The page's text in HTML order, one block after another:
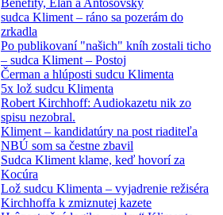
sudca Kliment – ráno sa pozerám do
zrkadla
Po publikovaní "našich" kníh zostali ticho
– sudca Kliment – Postoj
Čerman a hlúposti sudcu Klimenta
5x lož sudcu Klimenta
Robert Kirchhoff: Audiokazetu nik zo
spisu nezobral.
Kliment – kandidatúry na post riaditeľa
NBÚ som sa čestne zbavil
Sudca Kliment klame, keď hovorí za
Kocúra
Lož sudcu Klimenta – vyjadrenie režiséra
Kirchhoffa k zmiznutej kazete